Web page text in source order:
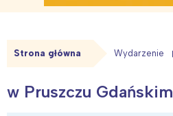
Strona główna Wydarzenie
w Pruszczu Gdańskim